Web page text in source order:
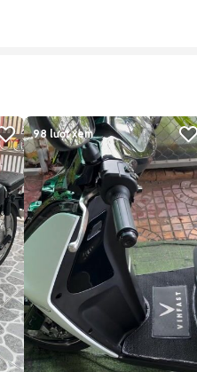
98 lượt xem